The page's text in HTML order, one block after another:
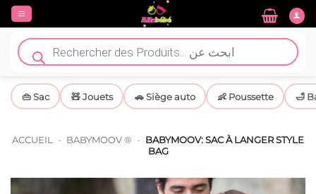
Passer
contenu
Recherche
de
produits
👜 Sac 🧸 Jouets 🚗 Siège auto 👶 Poussette 🛁
ACCUEIL - BABYMOOV ® - BABYMOOV: SAC À LANGER STYLE
BAG